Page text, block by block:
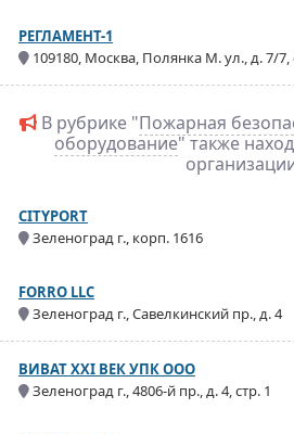
РЕГЛАМЕНТ-1
109180, Москва, Полянка М. ул., д. 7/7,
В рубрике "Пожарная
оборудование" также
CITYPORT
Зеленоград г., корп. 1616
FORRO LLC
Зеленоград г., Савелкинский пр., д. 4
ВИВАТ XXI ВЕК УПК ООО
Зеленоград г., 4806-й пр., д. 4, стр. 1